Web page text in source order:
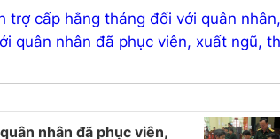
cấp hằng tháng đối với quân nhân,
quân nhân đã phục viên, xuất ngũ,
nhân đã phục viên,